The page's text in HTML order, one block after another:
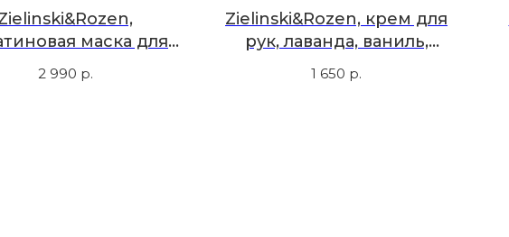
маска для
табак, ветивер,
амбра, 200 мл
2 990 р.
Zielinski&Rozen, крем для
рук, лаванда, ваниль,
амбра, мускус, 50 мл
1 650 р.